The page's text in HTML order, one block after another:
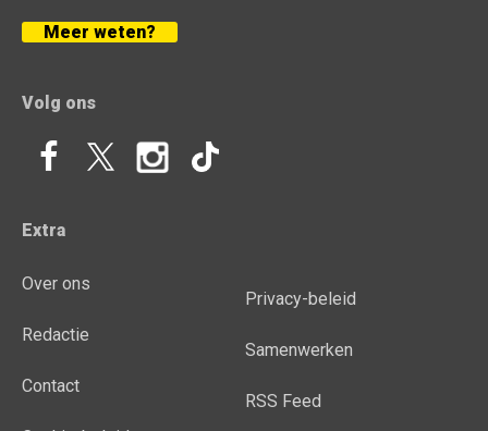
Meer weten?
Volg ons
Extra
Over ons
Redactie
Contact
Privacy-beleid
Samenwerken
RSS Feed